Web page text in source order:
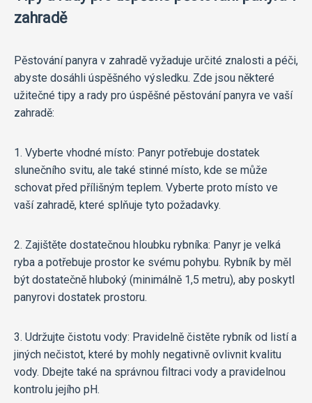
zahradě
Pěstování panyra v zahradě vyžaduje určité znalosti a péči,
abyste dosáhli úspěšného výsledku. Zde jsou některé
užitečné tipy a rady pro úspěšné pěstování panyra ve vaší
zahradě:
1. Vyberte vhodné místo: Panyr potřebuje dostatek
slunečního svitu, ale také stinné místo, kde se může
schovat před přílišným teplem. Vyberte proto místo ve
vaší zahradě, které splňuje tyto požadavky.
2. Zajištěte dostatečnou hloubku rybníka: Panyr je velká
ryba a potřebuje prostor ke svému pohybu. Rybník by měl
být dostatečně hluboký (minimálně 1,5 metru), aby poskytl
panyrovi dostatek prostoru.
3. Udržujte čistotu vody: Pravidelně čistěte rybník od listí a
jiných nečistot, které by mohly negativně ovlivnit kvalitu
vody. Dbejte také na správnou filtraci vody a pravidelnou
kontrolu jejího pH.